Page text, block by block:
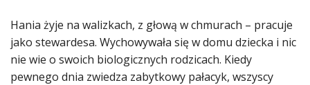
Hania żyje na walizkach, z głową w chmurach – pracuje
jako stewardesa. Wychowywała się w domu dziecka i nic
nie wie o swoich biologicznych rodzicach. Kiedy
pewnego dnia zwiedza zabytkowy pałacyk, wszyscy